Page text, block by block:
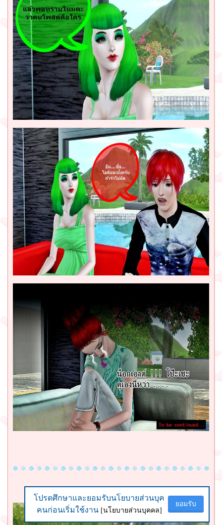
โปรดศึกษาและยอมรับนโยบายส่วนบุค
คนก่อนเริ่มใช้งาน [นโยบายส่วนบุคคล]
ยอมรับ
โปรดศึกษาและยอมรับนโยบายส่วนบุค
คนก่อนเริ่มใช้งาน [นโยบายส่วนบุคคล]
ยอมรับ